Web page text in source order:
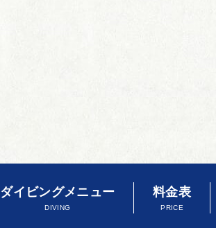
ダイビングメニュー
DIVING
料金表
PRICE